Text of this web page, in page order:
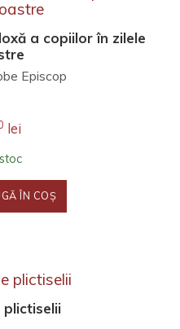
a copiilor în zilele
Episcop
lei
ÎN COŞ
plictiselii